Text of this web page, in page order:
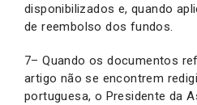
disponibilizados e, quando
de reembolso dos fundos.
7– Quando os documentos
artigo não se encontrem
portuguesa, o Presidente da